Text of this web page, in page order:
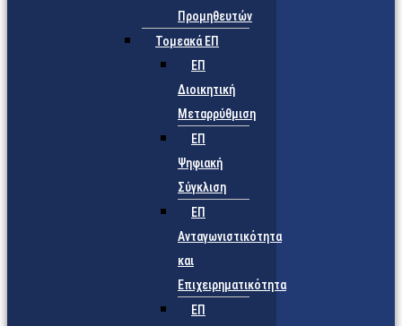
Προμηθευτών
Τομεακά ΕΠ
ΕΠ
Διοικητική
Μεταρρύθμιση
ΕΠ
Ψηφιακή
Σύγκλιση
ΕΠ
Ανταγωνιστικότητα
και
Επιχειρηματικότητα
ΕΠ